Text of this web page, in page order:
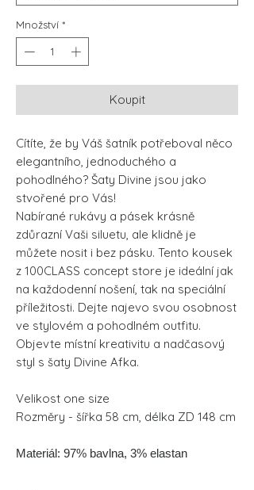
Množství *
Koupit
Cítíte, že by Váš šatník potřeboval něco
elegantního, jednoduchého a
pohodlného? Šaty Divine jsou jako
stvořené pro Vás!
Nabírané rukávy a pásek krásně
zdůrazní Vaši siluetu, ale klidně je
můžete nosit i bez pásku. Tento kousek
z 100CLASS concept store je ideální jak
na každodenní nošení, tak na speciální
příležitosti. Dejte najevo svou osobnost
ve stylovém a pohodlném outfitu.
Objevte místní kreativitu a nadčasový
styl s šaty Divine Afka.
Velikost one size
Rozměry - šířka 58 cm, délka ZD 148 cm
Materiál: 97% bavlna, 3% elastan